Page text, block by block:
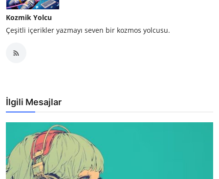
Kozmik Yolcu
Çeşitli içerikler yazmayı seven bir kozmos yolcusu.
İlgili Mesajlar